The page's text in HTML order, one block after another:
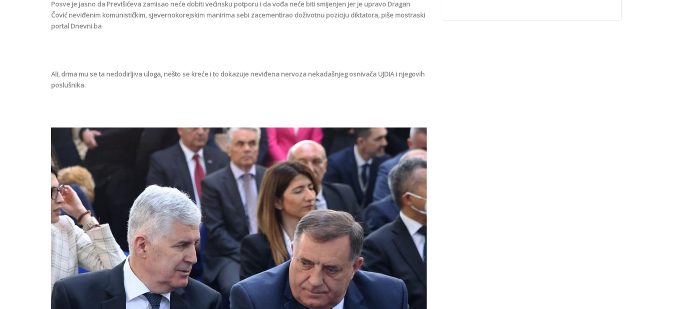
Posve je jasno da Previšićeva zamisao neće dobiti većinsku potporu i da vođa neće biti smijenjen jer je upravo Dragan
Čović neviđenim komunističkim, sjevernokorejskim manirima sebi zacementirao doživotnu poziciju diktatora, piše mostraski
portal Dnevni.ba
Ali, drma mu se ta nedodirljiva uloga, nešto se kreće i to dokazuje neviđena nervoza nekadašnjeg osnivača UJDIA i njegovih
poslušnika.